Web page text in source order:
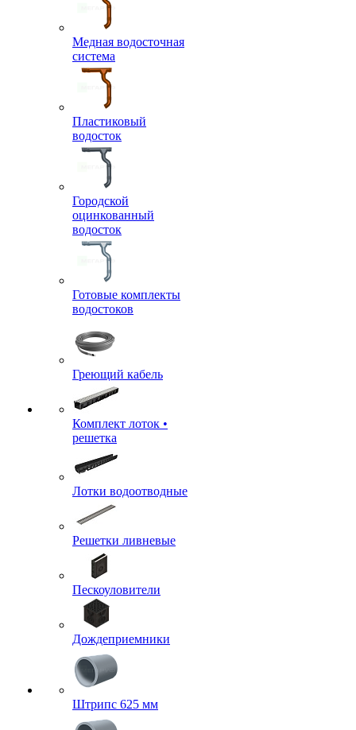
Медная водосточная
система
Пластиковый
водосток
Городской
оцинкованный
водосток
Готовые комплекты
водостоков
Греющий кабель
Комплект лоток •
решетка
Лотки водоотводные
Решетки ливневые
Пескоуловители
Дождеприемники
Штрипс 625 мм